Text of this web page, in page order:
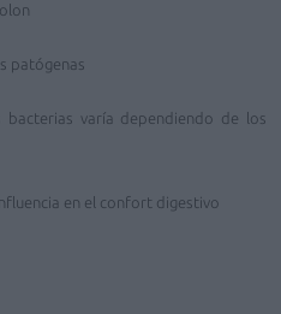
patógenas
varía dependiendo de los
en el confort digestivo